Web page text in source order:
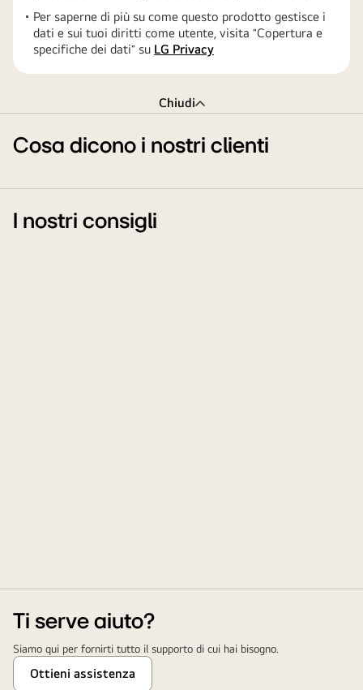
Per saperne di più su come questo prodotto gestisce i
dati e sui tuoi diritti come utente, visita ″Copertura e
specifiche dei dati″ su LG Privacy
Chiudi
Cosa dicono i nostri clienti
I nostri consigli
Ti serve aiuto?
Siamo qui per fornirti tutto il supporto di cui hai bisogno.
Ottieni assistenza